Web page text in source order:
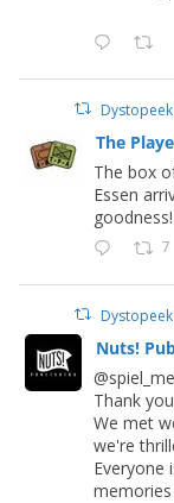
The
The box
Essen
goodness!
7
Nuts!
Thank
We met
we're
Everyone